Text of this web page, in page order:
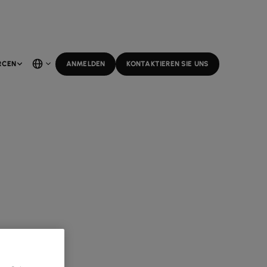
ANMELDEN KONTAKTIEREN SIE UNS